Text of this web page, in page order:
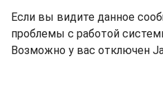
Если вы видите данное
проблемы с работой
Возможно у вас отключен